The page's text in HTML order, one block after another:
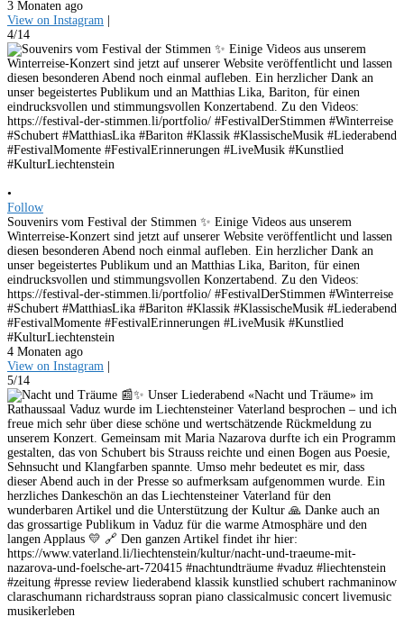
3 Monaten ago
View on Instagram
4/14
•
Follow
Souvenirs vom Festival der Stimmen ✨ Einige Videos aus unserem
Winterreise-Konzert sind jetzt auf unserer Website veröffentlicht und lassen
diesen besonderen Abend noch einmal aufleben. Ein herzlicher Dank an
unser begeistertes Publikum und an Matthias Lika, Bariton, für einen
eindrucksvollen und stimmungsvollen Konzertabend. Zu den Videos:
https://festival-der-stimmen.li/portfolio/ #FestivalDerStimmen #Winterreise
#Schubert #MatthiasLika #Bariton #Klassik #KlassischeMusik #Liederabend
#FestivalMomente #FestivalErinnerungen #LiveMusik #Kunstlied
#KulturLiechtenstein
4 Monaten ago
View on Instagram
5/14